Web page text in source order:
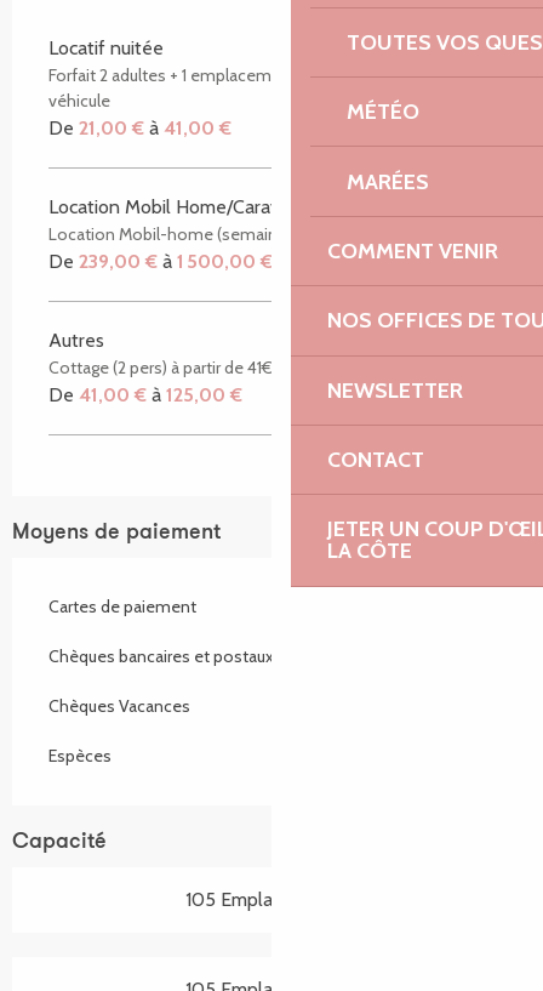
TOUTES VOS
MÉTÉO
MARÉES
COMMENT VENIR
NOS OFFICES DE
NEWSLETTER
CONTACT
JETER UN COUP
LA CÔTE
Locatif nuitée
Forfait 2 adultes + 1 emplacement avec électricité + 1
véhicule
De 21,00 € à 41,00 €
Location Mobil Home/Caravane (semaine)
Location Mobil-home (semaine - de 2 à 8 personnes)
De 239,00 € à 1 500,00 €
Autres
Cottage (2 pers) à partir de 41€ la nuitée (hors juillet - août)
De 41,00 € à 125,00 €
Moyens de paiement
Cartes de paiement
Chèques bancaires et postaux
Chèques Vacances
Espèces
Capacité
105 Emplacement(s)